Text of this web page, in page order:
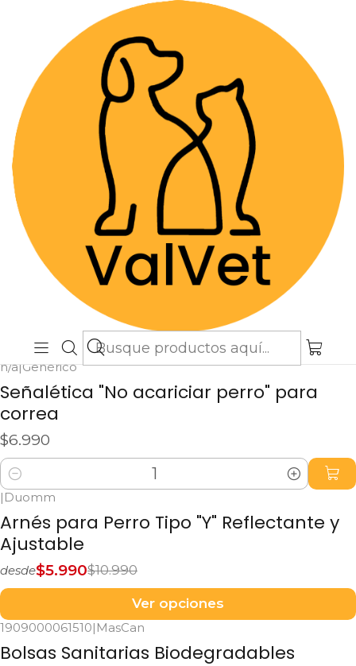
Despacho GRATIS por compras sobre
$89.990(Válido desde Coquimbo hasta Los
Lagos)
Accesorios y juguetes
Accesorios y juguetes para perros
Accesorios y juguetes para
perros
7804679620001|
Asta de Ciervo Snack Natural
$9.990
Ver opciones
n/a|Genérico
Señalética "No acariciar perro" para
correa
$6.990
Cantidad
-45%
| Duomm
Arnés para Perro Tipo "Y" Reflectante y
Ajustable
desde$5.990$10.990
Ver opciones
1909000061510| MasCan
Bolsas Sanitarias Biodegradables